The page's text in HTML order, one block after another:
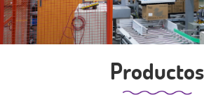
Productos